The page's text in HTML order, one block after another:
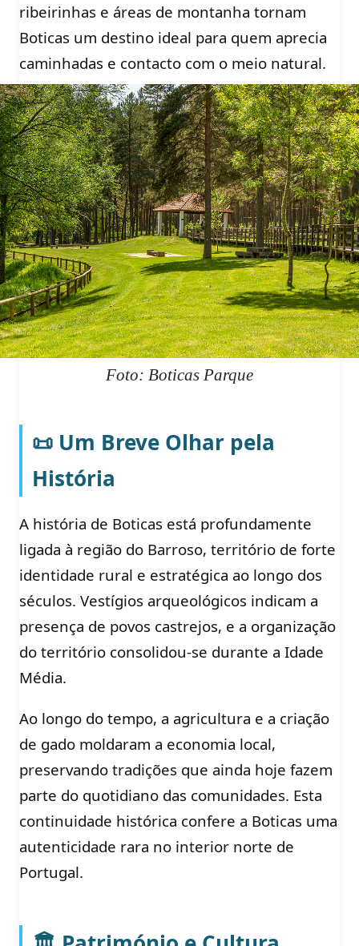
ribeirinhas e áreas de montanha tornam
Boticas um destino ideal para quem aprecia
caminhadas e contacto com o meio natural.
Foto: Boticas Parque
📜 Um Breve Olhar pela
História
A história de Boticas está profundamente
ligada à região do Barroso, território de forte
identidade rural e estratégica ao longo dos
séculos. Vestígios arqueológicos indicam a
presença de povos castrejos, e a organização
do território consolidou-se durante a Idade
Média.
Ao longo do tempo, a agricultura e a criação
de gado moldaram a economia local,
preservando tradições que ainda hoje fazem
parte do quotidiano das comunidades. Esta
continuidade histórica confere a Boticas uma
autenticidade rara no interior norte de
Portugal.